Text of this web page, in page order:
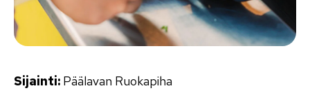
Sijainti: Päälavan Ruokapiha